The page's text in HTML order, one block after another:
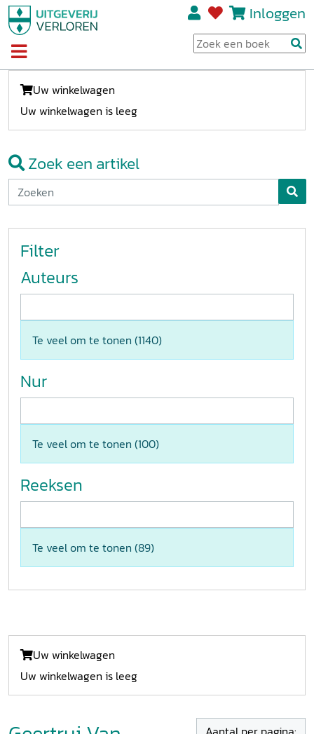
Inloggen
Uw winkelwagen
Uw winkelwagen is leeg
Zoek een artikel
Filter
Auteurs
Te veel om te tonen (1140)
Nur
Te veel om te tonen (100)
Reeksen
Te veel om te tonen (89)
Uw winkelwagen
Uw winkelwagen is leeg